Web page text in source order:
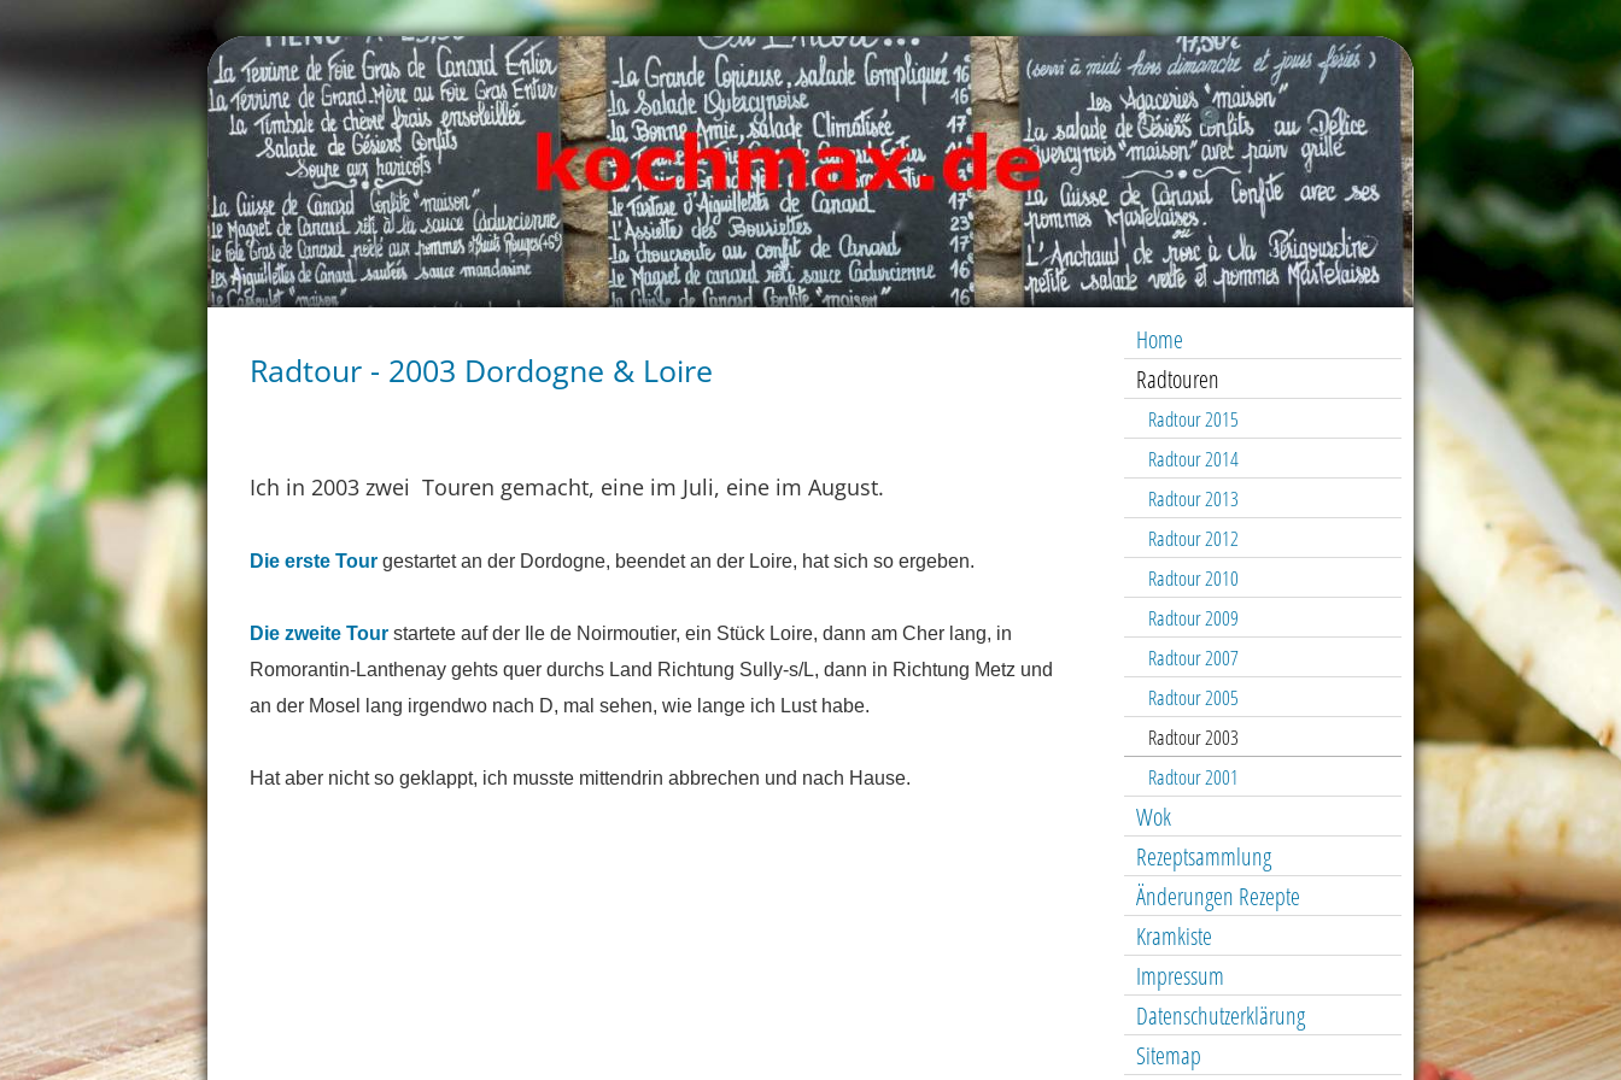
Home
Radtouren
Radtour 2015
Radtour 2014
Radtour 2013
Radtour 2012
Radtour 2010
Radtour 2009
Radtour 2007
Radtour 2005
Radtour 2003
Radtour 2001
Wok
Rezeptsammlung
Änderungen Rezepte
Kramkiste
Impressum
Datenschutzerklärung
Sitemap
Radtour - 2003 Dordogne & Loire
Ich in 2003 zwei Touren gemacht, eine im Juli, eine im August.
Die erste Tour gestartet an der Dordogne, beendet an der Loire, hat sich so ergeben.
Die zweite Tour startete auf der Ile de Noirmoutier, ein Stück Loire, dann am Cher lang, in
Romorantin-Lanthenay gehts quer durchs Land Richtung Sully-s/L, dann in Richtung Metz und
an der Mosel lang irgendwo nach D, mal sehen, wie lange ich Lust habe.
Hat aber nicht so geklappt, ich musste mittendrin abbrechen und nach Hause.